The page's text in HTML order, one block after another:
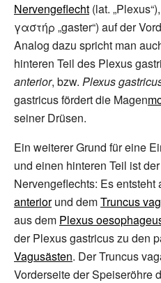
Nervengeflecht (lat.
γαστήρ „gaster“) auf der
Analog dazu spricht man
hinteren Teil des Plexus
anterior, bzw. Plexus
gastricus fördert die Magen
seiner Drüsen.
Ein weiterer Grund für eine
und einen hinteren Teil ist
Nervengeflechts: Es entsteht
anteriorund demTruncus
aus dem Plexus
der Plexus gastricus zu den
Vagusästen. Der Truncus
Vorderseite der Speiseröhre